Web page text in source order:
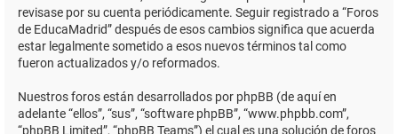
revisase por su cuenta periódicamente. Seguir registrado a “Foros
de EducaMadrid” después de esos cambios significa que acuerda
estar legalmente sometido a esos nuevos términos tal como
fueron actualizados y/o reformados.
Nuestros foros están desarrollados por phpBB (de aquí en
adelante “ellos”, “sus”, “software phpBB”, “www.phpbb.com”,
“phpBB Limited”, “phpBB Teams”) el cual es una solución de foros